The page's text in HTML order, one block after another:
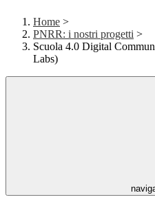
Home >
PNRR: i nostri progetti >
Scuola 4.0 Digital
Labs)